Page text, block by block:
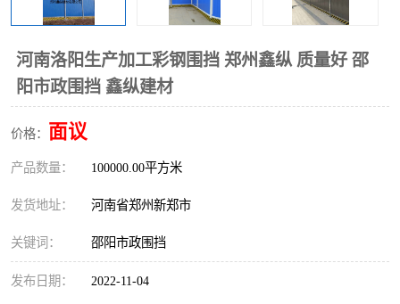
河南洛阳生产加工彩钢围挡 郑州鑫纵 质量好 邵
阳市政围挡 鑫纵建材
价格： 面议
产品数量： 100000.00平方米
发货地址： 河南省郑州新郑市
关键词： 邵阳市政围挡
发布日期： 2022-11-04